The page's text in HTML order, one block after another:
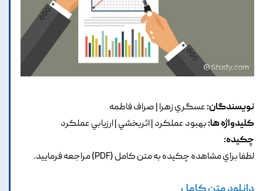
نویسندگان:عسگري زهرا | صراف فاطمه
کلیدواژه ها:بهبود عملکرد | اثربخشي | ارزيابي عملکرد
چکیده:
لطفا براي مشاهده چکيده به متن کامل (PDF) مراجعه فرماييد.